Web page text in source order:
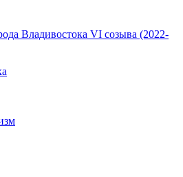
Владивостока VI созыва (2022-